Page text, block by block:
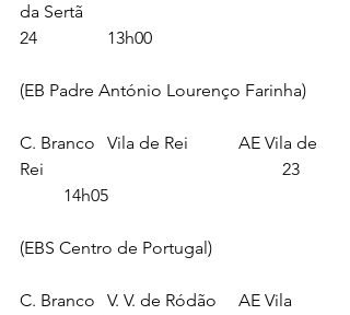
da Sertã
24		13h00
(EB Padre António Lourenço Farinha)
C. Branco	Vila de Rei		AE Vila de
Rei 						23
	14h05
(EBS Centro de Portugal)
C. Branco	V. V. de Ródão 	AE Vila